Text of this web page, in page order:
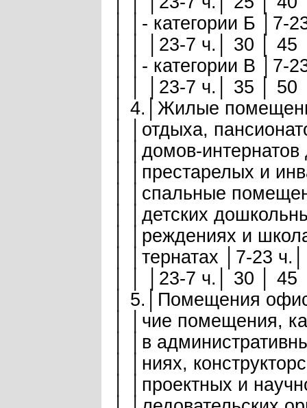
│ │- категории Б │7-
│ │ │23-7 ч.│ 30 │ 45
│ │- категории В │7-
│ │ │23-7 ч.│ 35 │ 50
│ 4.│Жилые
│ │отдыха,
│ │домов-
│ │престарелых и
│ │спальные
│ │детских
│ │реждениях и
│ │тернатах │7-23
│ │ │23-7 ч.│ 30 │ 45
│ 5.│Помещения
│ │чие помещения,
│ │в
│ │ниях,
│ │проектных и